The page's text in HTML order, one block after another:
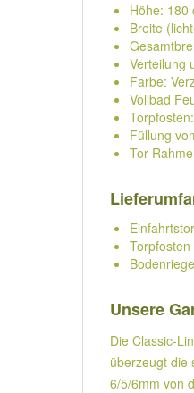
Höhe: 180
Breite
Verteilung
Farbe:
Vollbad
Füllung
Tor-
Unsere
Die Classic-
überzeugt die
6/5/6mm von